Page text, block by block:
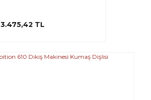
3.475,42 TL